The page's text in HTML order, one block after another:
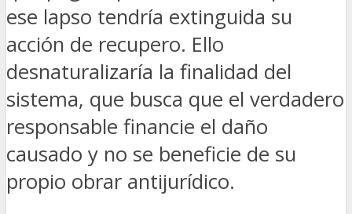
ese lapso tendría extinguida su
acción de recupero. Ello
desnaturalizaría la finalidad del
sistema, que busca que el verdadero
responsable financie el daño
causado y no se beneficie de su
propio obrar antijurídico.